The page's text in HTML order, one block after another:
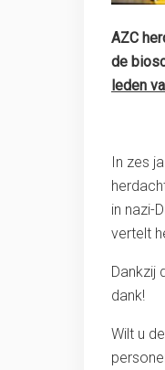
AZC
de
leden
In zes
in nazi-
vertelt
Dankzij
dank!
Wilt u